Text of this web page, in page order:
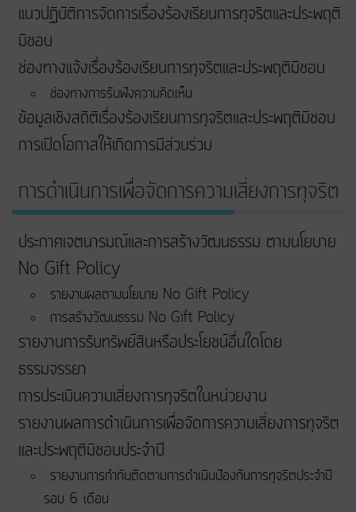
แนวปฏิบัติการจัดการเรื่องร้องเรียนการทุจริตและประพฤติ
มิชอบ
ช่องทางแจ้งเรื่องร้องเรียนการทุจริตและประพฤติมิชอบ
ช่องทางการรับฟังความคิดเห็น
ข้อมูลเชิงสถิติเรื่องร้องเรียนการทุจริตและประพฤติมิชอบ
การเปิดโอกาสให้เกิดการมีส่วนร่วม
การดำเนินการเพื่อจัดการความเสี่ยงการทุจริต
ประกาศเจตนารมณ์และการสร้างวัฒนธรรม ตามนโยบาย
No Gift Policy
รายงานผลตามนโยบาย No Gift Policy
การสร้างวัฒนธรรม No Gift Policy
รายงานการรับทรัพย์สินหรือประโยชน์อื่นใดโดย
ธรรมจรรยา
การประเมินความเสี่ยงการทุจริตในหน่วยงาน
รายงานผลการดำเนินการเพื่อจัดการความเสี่ยงการทุจริต
และประพฤติมิชอบประจำปี
รายงานการกำกับติดตามการดำเนินป้องกันการทุจริตประจำปี
รอบ 6 เดือน